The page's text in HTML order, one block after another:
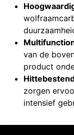
van de
product
zorgen
intensief